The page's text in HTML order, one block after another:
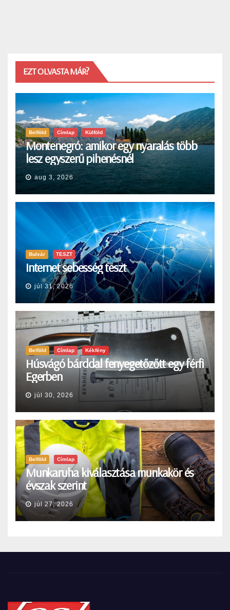
EZT OLVASTA MÁR?
Belföld Címlap Külföld
Montenegró: amikor egy nyaralás több
lesz egyszerű pihenésnél
aug 3, 2026
Bulvár TESZT
Internet sebesség teszt
júl 31, 2026
Belföld Címlap Kékfény
Húsvágó bárddal fenyegetőzőtt egy férfi
Egerben
júl 30, 2026
Belföld Címlap
Munkaruha kiválasztása munkakör és
évszak szerint
júl 27, 2026